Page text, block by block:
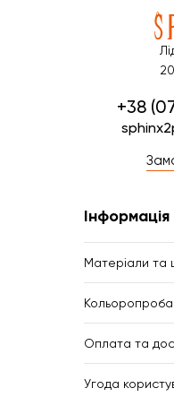
+38
Інформація
Матеріали та
Кольоропроба
Оплата та
Угода